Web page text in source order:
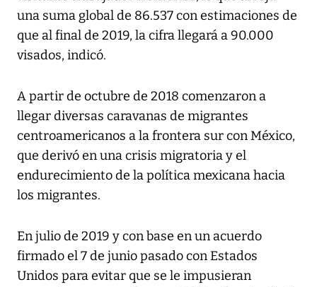
una suma global de 86.537 con estimaciones de
que al final de 2019, la cifra llegará a 90.000
visados, indicó.
A partir de octubre de 2018 comenzaron a
llegar diversas caravanas de migrantes
centroamericanos a la frontera sur con México,
que derivó en una crisis migratoria y el
endurecimiento de la política mexicana hacia
los migrantes.
En julio de 2019 y con base en un acuerdo
firmado el 7 de junio pasado con Estados
Unidos para evitar que se le impusieran